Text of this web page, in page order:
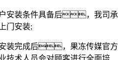
安装条件具备后，我司承
门安装;
装完成后，果冻传媒官方
技术人员会对顾客进行全面培